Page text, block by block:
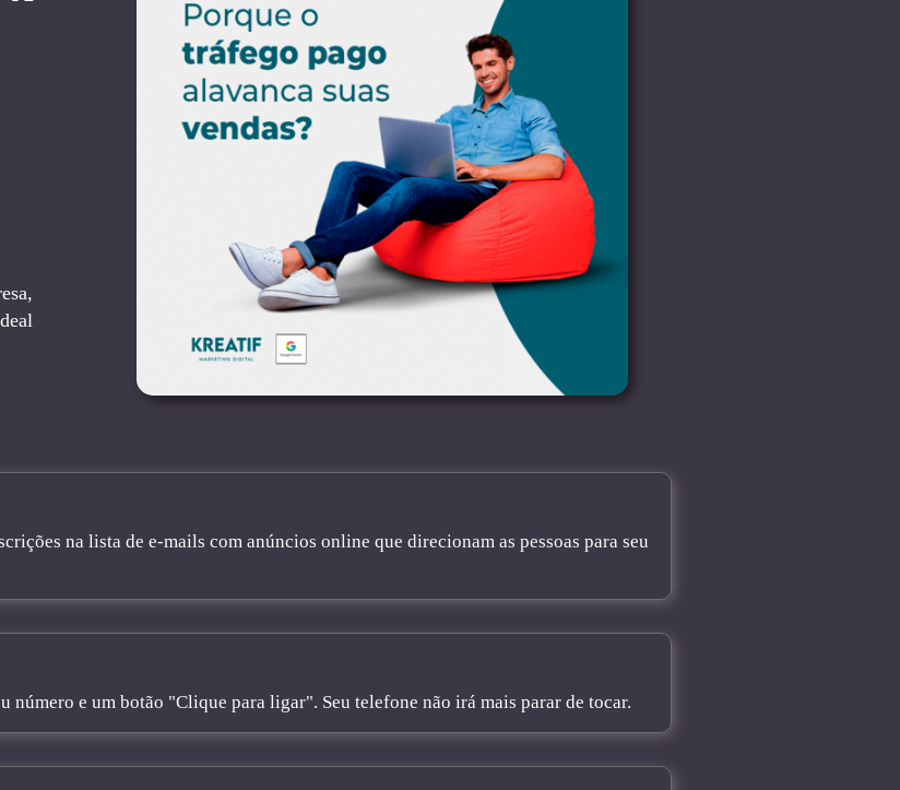
na lista de e-mails com anúncios online que direcionam as pessoas para seu
número e um botão "Clique para ligar". Seu telefone não irá mais parar de tocar.